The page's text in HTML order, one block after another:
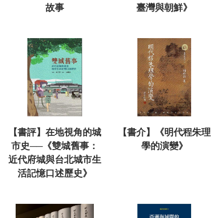
故事
臺灣與朝鮮》
【書評】在地視角的城
市史──《雙城舊事：
近代府城與台北城市生
活記憶口述歷史》
【書介】《明代程朱理
學的演變》